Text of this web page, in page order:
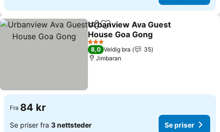
Del Legg til i favoritter
Urbanview Ava Guest
House Goa Gong
3 Stjerner
8,0 Veldig bra
35
Jimbaran
Fra 84 kr
Se priser fra 3 nettsteder Se priser